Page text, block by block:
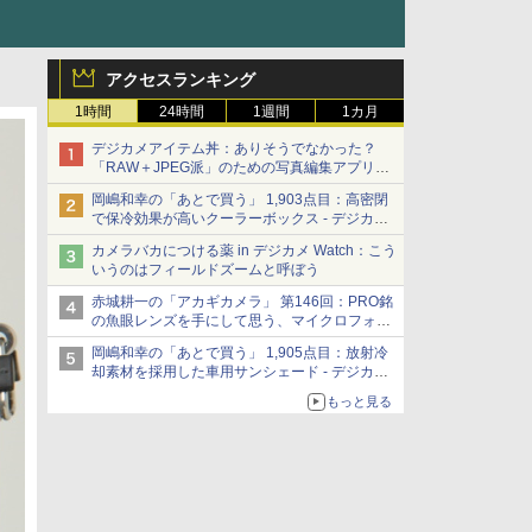
アクセスランキング
1時間 24時間 1週間 1カ月
デジカメアイテム丼：ありそうでなかった？
「RAW＋JPEG派」のための写真編集アプリ
カメラデフォルトのJPEGを大切にする
「Filmator」
岡嶋和幸の「あとで買う」 1,903点目：高密閉
で保冷効果が高いクーラーボックス - デジカメ
Watch
カメラバカにつける薬 in デジカメ Watch：こう
いうのはフィールドズームと呼ぼう
赤城耕一の「アカギカメラ」 第146回：PRO銘
の魚眼レンズを手にして思う、マイクロフォー
サーズへの期待と可能性
岡嶋和幸の「あとで買う」 1,905点目：放射冷
却素材を採用した車用サンシェード - デジカメ
もっと見る